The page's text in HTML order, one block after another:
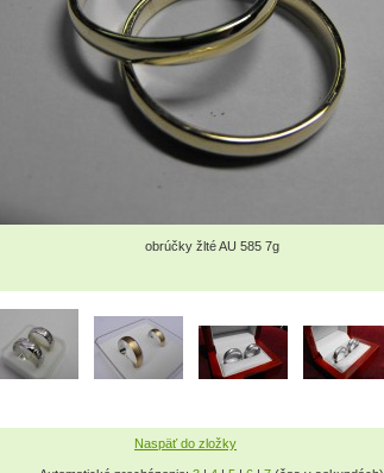
obrúčky žlté AU 585 7g
Naspäť do zložky